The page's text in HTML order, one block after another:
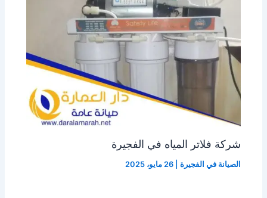
شركة فلاتر المياه في الفجيرة
الصيانة في الفجيرة |26 مايو، 2025